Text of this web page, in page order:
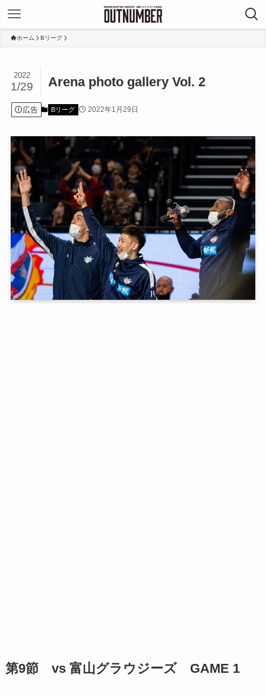
ホーム Bリーグ
Arena photo gallery Vol. 2
2022
1/29
広告 Bリーグ 2022年1月29日
第9節 vs 富山グラウジーズ GAME 1